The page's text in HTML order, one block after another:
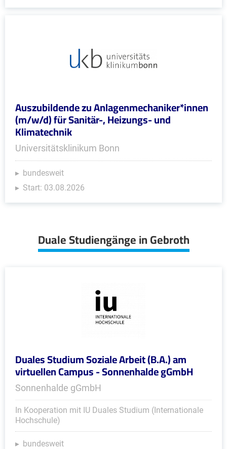
Auszubildende zu Anlagenmechaniker*innen
(m/w/d) für Sanitär-, Heizungs- und
Klimatechnik
Universitätsklinikum Bonn
bundesweit
Start: 03.08.2026
Duale Studiengänge in Gebroth
Duales Studium Soziale Arbeit (B.A.) am
virtuellen Campus - Sonnenhalde gGmbH
Sonnenhalde gGmbH
In Kooperation mit IU Duales Studium (Internationale
Hochschule)
bundesweit